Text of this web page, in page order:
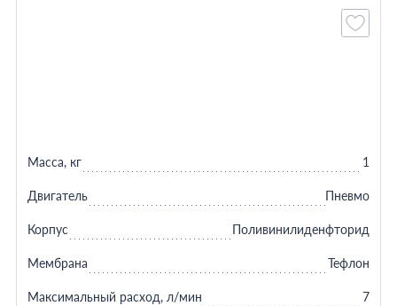
Масса, кг 1
Двигатель Пневмо
Корпус Поливинилиденфторид
Мембрана Тефлон
Максимальный расход, л/мин 7